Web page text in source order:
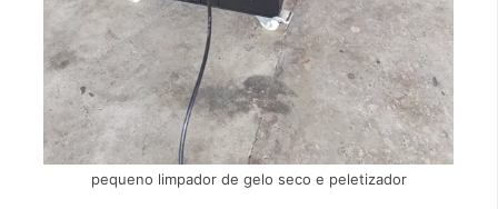
pequeno limpador de gelo seco e peletizador